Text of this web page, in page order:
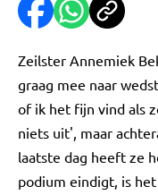
Zeilster Annemiek
graag mee naar
of ik het fijn vind als
niets uit', maar
laatste dag heeft ze
podium eindigt, is